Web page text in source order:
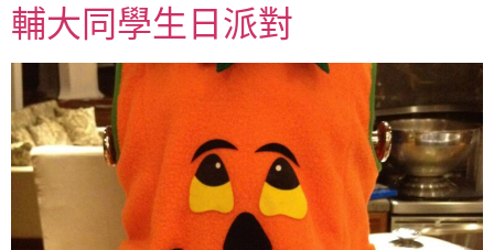
輔大同學生日派對